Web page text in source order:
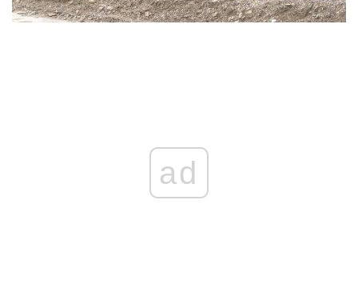
ad